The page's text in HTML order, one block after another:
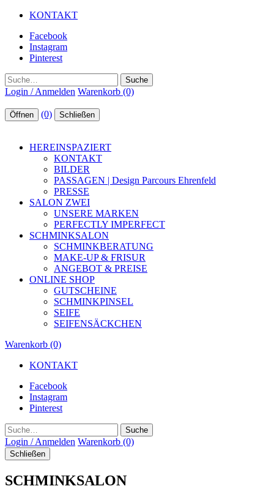
KONTAKT
Facebook
Instagram
Pinterest
Suche
Login / Anmelden Warenkorb (0)
Öffnen (0) Schließen
HEREINSPAZIERT
KONTAKT
BILDER
PASSAGEN | Design Parcours Ehrenfeld
PRESSE
SALON ZWEI
UNSERE MARKEN
PERFECTLY IMPERFECT
SCHMINKSALON
SCHMINKBERATUNG
MAKE-UP & FRISUR
ANGEBOT & PREISE
ONLINE SHOP
GUTSCHEINE
SCHMINKPINSEL
SEIFE
SEIFENSÄCKCHEN
Warenkorb (0)
KONTAKT
Facebook
Instagram
Pinterest
Suche
Login / Anmelden Warenkorb (0)
Schließen
SCHMINKSALON